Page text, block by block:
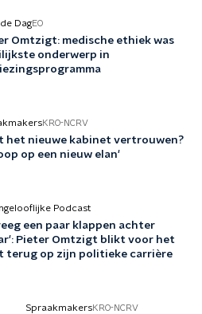
DagEO
Omtzigt: medische ethiek was
onderwerp in
KRO-NCRV
het nieuwe kabinet vertrouwen?
op een nieuw elan'
Podcast
een paar klappen achter
Pieter Omtzigt blikt voor het
terug op zijn politieke carrière
SpraakmakersKRO-NCRV